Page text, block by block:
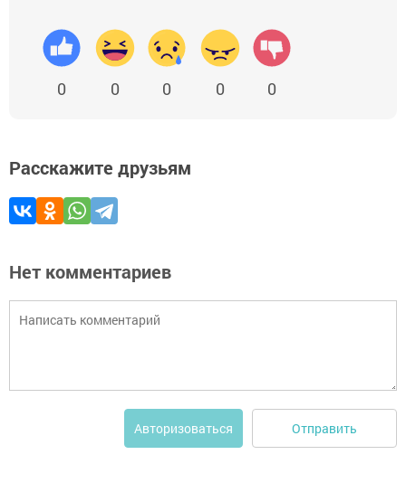
0 0 0 0 0
Расскажите друзьям
Нет комментариев
Авторизоваться Отправить